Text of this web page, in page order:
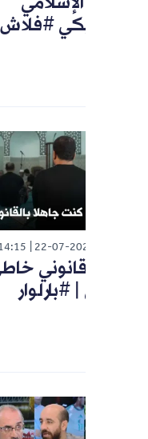
#فلاش_باك
14:15
خاطئ دمر